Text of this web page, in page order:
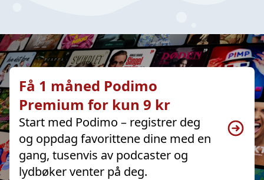
Få 1 måned Podimo
Premium for kun 9 kr
Start med Podimo – registrer deg
og oppdag favorittene dine med en
gang, tusenvis av podcaster og
lydbøker venter på deg.